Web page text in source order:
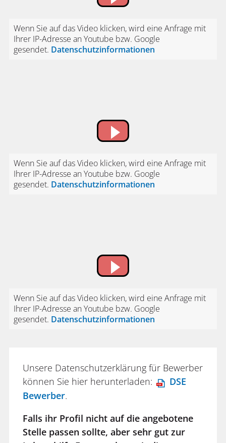
Wenn Sie auf das Video klicken, wird eine Anfrage mit
Ihrer IP-Adresse an Youtube bzw. Google
gesendet. Datenschutzinformationen
Wenn Sie auf das Video klicken, wird eine Anfrage mit
Ihrer IP-Adresse an Youtube bzw. Google
gesendet. Datenschutzinformationen
Wenn Sie auf das Video klicken, wird eine Anfrage mit
Ihrer IP-Adresse an Youtube bzw. Google
gesendet. Datenschutzinformationen
Unsere Datenschutzerklärung für Bewerber
können Sie hier herunterladen:
DSE
Bewerber.
Falls ihr Profil nicht auf die angebotene
Stelle passen sollte, aber sehr gut zur